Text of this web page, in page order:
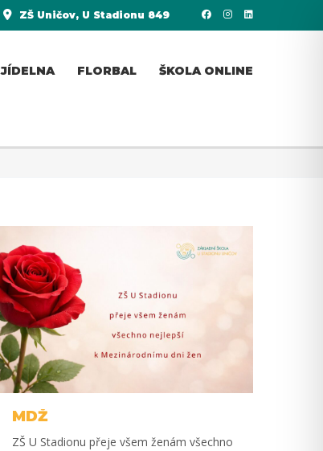
ZŠ Uničov, U Stadionu 849
JÍDELNA FLORBAL ŠKOLA ONLINE
MDŽ
ZŠ U Stadionu přeje všem ženám všechno